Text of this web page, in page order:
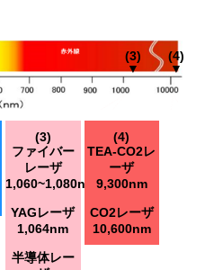
(3)
▼
(4)
▼
(3)
ファイバー
レーザ
1,060~1,080nm
YAGレーザ
1,064nm
半導体レー
(4)
TEA-CO2レ
ーザ
9,300nm
CO2レーザ
10,600nm